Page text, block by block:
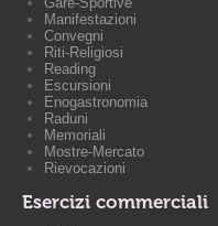
Manifestazioni
Convegni
Riti-Religiosi
Reading
Escursioni
Enogastronomia
Raduni
Memoriali
Mostre-Mercato
Rievocazioni
Esercizi commerciali